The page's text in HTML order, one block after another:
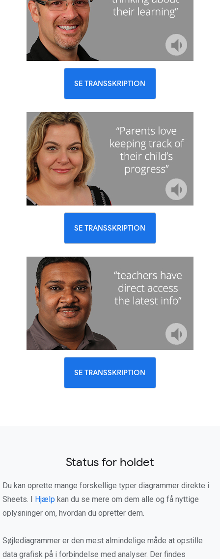
SE TRANSSKRIPTION
SE TRANSSKRIPTION
SE TRANSSKRIPTION
Status for holdet
Du kan oprette mange forskellige typer diagrammer direkte i
Sheets. I Hjælp kan du se mere om dem alle og få nyttige
oplysninger om, hvordan du opretter dem.
Søjlediagrammer er den mest almindelige måde at opstille
data grafisk på i forbindelse med analyser. Der findes